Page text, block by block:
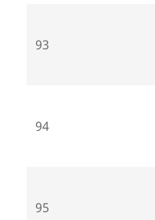
93
94
95